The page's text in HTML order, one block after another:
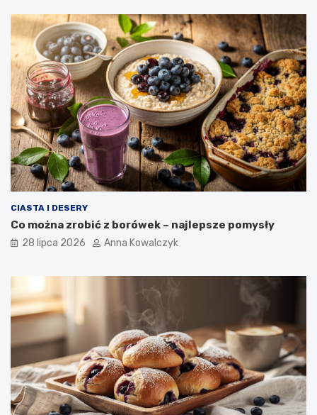
CIASTA I DESERY
Co można zrobić z borówek – najlepsze pomysły
28 lipca 2026 Anna Kowalczyk